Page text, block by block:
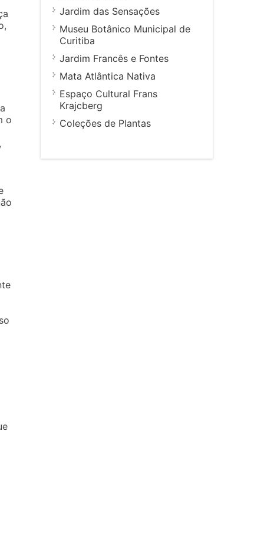
o
Jardim das Sensações
Museu Botânico Municipal de
Curitiba
Jardim Francês e Fontes
Mata Atlântica Nativa
Espaço Cultural Frans
Krajcberg
Coleções de Plantas